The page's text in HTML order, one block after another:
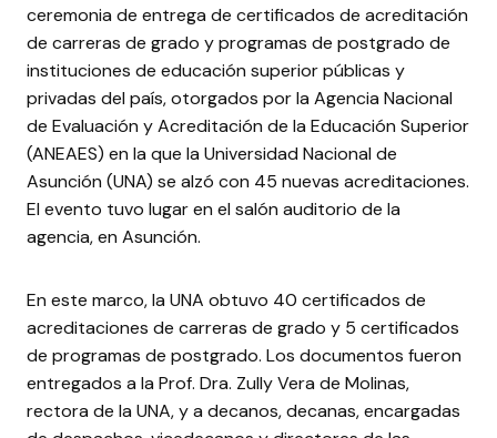
ceremonia de entrega de certificados de acreditación
de carreras de grado y programas de postgrado de
instituciones de educación superior públicas y
privadas del país, otorgados por la Agencia Nacional
de Evaluación y Acreditación de la Educación Superior
(ANEAES) en la que la Universidad Nacional de
Asunción (UNA) se alzó con 45 nuevas acreditaciones.
El evento tuvo lugar en el salón auditorio de la
agencia, en Asunción.
En este marco, la UNA obtuvo 40 certificados de
acreditaciones de carreras de grado y 5 certificados
de programas de postgrado. Los documentos fueron
entregados a la Prof. Dra. Zully Vera de Molinas,
rectora de la UNA, y a decanos, decanas, encargadas